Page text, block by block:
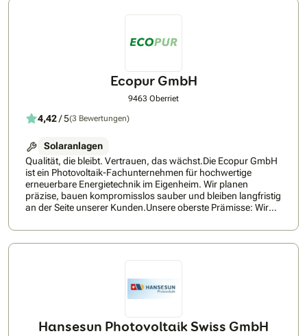
wirtschaftliche Energielösungen setzen.
Ecopur GmbH
9463 Oberriet
4,42/ 5(3 Bewertungen)
Solaranlagen
Qualität, die bleibt. Vertrauen, das wächst.Die Ecopur GmbH
ist ein Photovoltaik-Fachunternehmen für hochwertige
erneuerbare Energietechnik im Eigenheim. Wir planen
präzise, bauen kompromisslos sauber und bleiben langfristig
an der Seite unserer Kunden.Unsere oberste Prämisse: Wir
weiterempfehlen!Ecopur steht für ehrliche Beratung, präzise
Planung und kompromisslose Ausführung.Als
Zentralschweiz und Ostschweiz begleiten wir Sie von der
Beratung bis zur Installation. Wir planen individuelle
Photovoltaikanlagen für Eigenheime und setzen auf
zuverlässige Qualität, saubere Ausführung und nachhaltige
Hansesun Photovoltaik Swiss GmbH